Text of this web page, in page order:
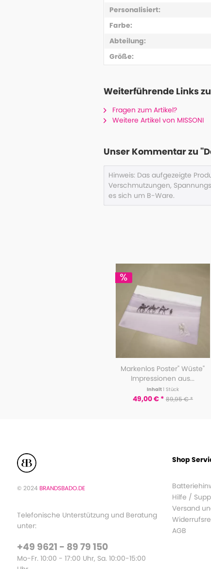
Personalisiert:
Farbe:
Abteilung:
Größe:
Weiterführende Links
Fragen zum Artikel?
Weitere Artikel von MISSONI
Unser Kommentar zu
Hinweis: Das aufgezeigte
Verschmutzungen,
es sich um B-Ware.
Markenlos Poster" Wüste"
Impressionen aus...
Inhalt1 Stück
49,00 € * 89,95 € *
© 2024 BRANDSBADO.DE
Telefonische Unterstützung und Beratung
unter:
+49 9621 - 89 79 150
Mo-Fr. 10:00 - 17:00 Uhr, Sa. 10:00-15:00
Shop
Hilfe /
Versand
AGB